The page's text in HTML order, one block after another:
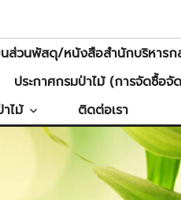
ส่วนพัสดุ/หนังสือสำนักบริหารก
ประกาศกรมป่าไม้ (การจัดซื้อจั
ไม้ ติดต่อเรา